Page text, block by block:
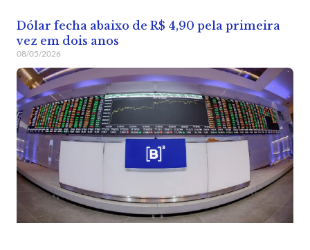
Dólar fecha abaixo de R$ 4,90 pela primeira
vez em dois anos
08/05/2026